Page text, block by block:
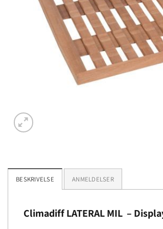
BESKRIVELSE ANMELDELSER
Climadiff LATERAL MIL –